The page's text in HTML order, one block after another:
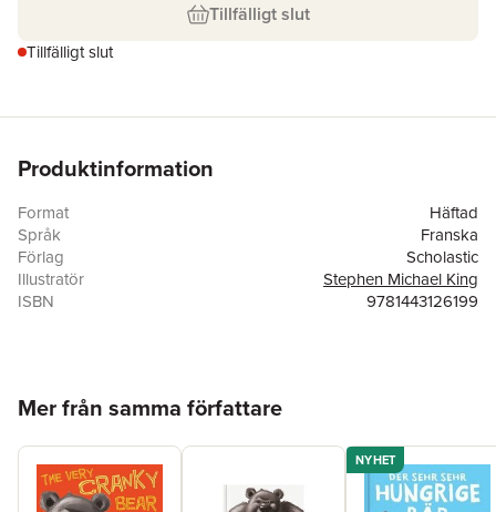
Tillfälligt slut
Tillfälligt slut
Produktinformation
Format
Häftad
Språk
Franska
Förlag
Scholastic
Illustratör
Stephen Michael King
ISBN
9781443126199
Mer från samma författare
NYHET